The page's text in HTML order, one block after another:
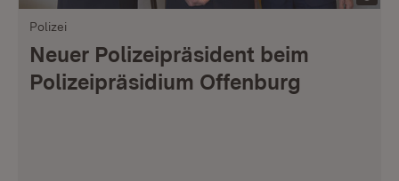
Polizei
Neuer Polizeipräsident beim
Polizeipräsidium Offenburg